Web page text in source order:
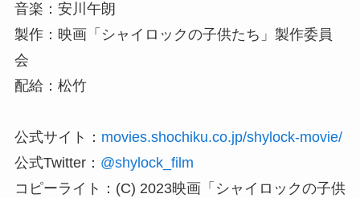
音楽：安川午朗
製作：映画「シャイロックの子供たち」製作委員
会
配給：松竹
公式サイト： movies.shochiku.co.jp/shylock-movie/
公式Twitter： @shylock_film
コピーライト：(C) 2023映画「シャイロックの子供